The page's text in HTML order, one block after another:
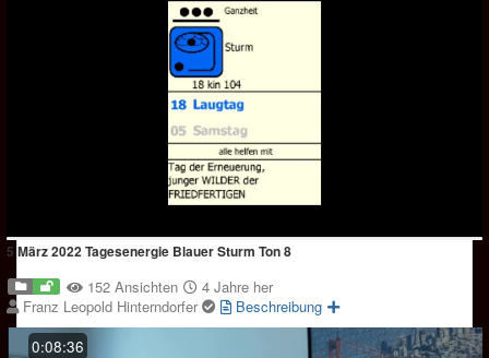
5 März 2022 Tagesenergie Blauer Sturm Ton 8
152 Ansichten
4 Jahre her
Franz Leopold Hinterndorfer
Beschreibung
0:08:36